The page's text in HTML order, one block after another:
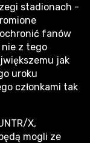
stadionach -
fanów
z tego
jak
uroku
członkami tak
X,
mogli ze